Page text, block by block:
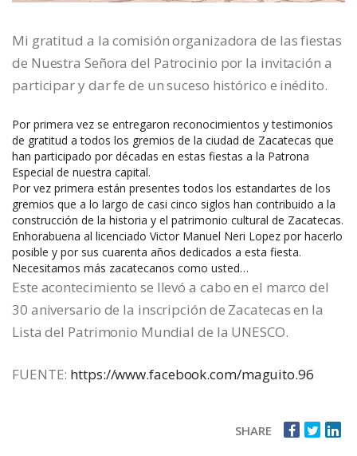
Mi gratitud a la comisión organizadora de las fiestas
de Nuestra Señora del Patrocinio por la invitación a
participar y dar fe de un suceso histórico e inédito.
Por primera vez se entregaron reconocimientos y testimonios
de gratitud a todos los gremios de la ciudad de Zacatecas que
han participado por décadas en estas fiestas a la Patrona
Especial de nuestra capital.
Por vez primera están presentes todos los estandartes de los
gremios que a lo largo de casi cinco siglos han contribuido a la
construcción de la historia y el patrimonio cultural de Zacatecas.
Enhorabuena al licenciado Victor Manuel Neri Lopez por hacerlo
posible y por sus cuarenta años dedicados a esta fiesta.
Necesitamos más zacatecanos como usted…
Este acontecimiento se llevó a cabo en el marco del
30 aniversario de la inscripción de Zacatecas en la
Lista del Patrimonio Mundial de la UNESCO.
FUENTE: https://www.facebook.com/maguito.96
SHARE